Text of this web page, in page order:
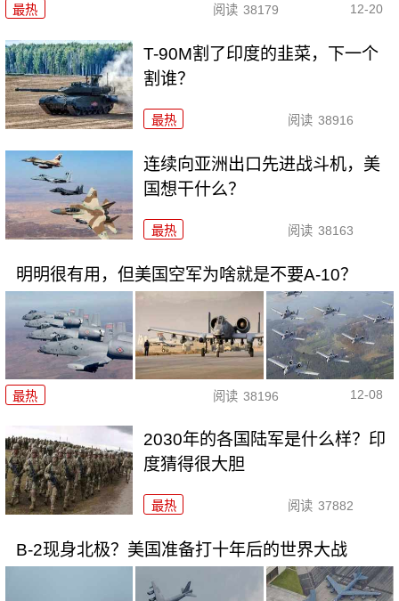
最热 阅读 38179 12-20
T-90M割了印度的韭菜，下一个
割谁？
最热 阅读 38916
连续向亚洲出口先进战斗机，美
国想干什么？
最热 阅读 38163
明明很有用，但美国空军为啥就是不要A-10？
最热 阅读 38196 12-08
2030年的各国陆军是什么样？印
度猜得很大胆
最热 阅读 37882
B-2现身北极？美国准备打十年后的世界大战